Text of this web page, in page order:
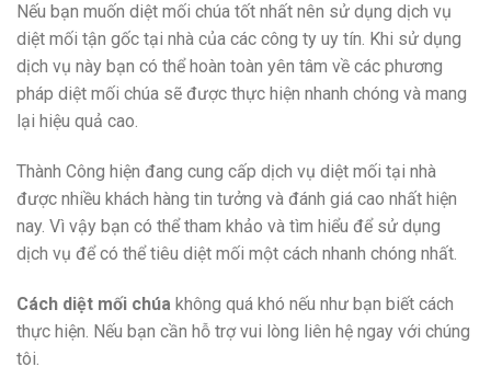
Nếu bạn muốn diệt mối chúa tốt nhất nên sử dụng dịch vụ
diệt mối tận gốc tại nhà của các công ty uy tín. Khi sử dụng
dịch vụ này bạn có thể hoàn toàn yên tâm về các phương
pháp diệt mối chúa sẽ được thực hiện nhanh chóng và mang
lại hiệu quả cao.
Thành Công hiện đang cung cấp dịch vụ diệt mối tại nhà
được nhiều khách hàng tin tưởng và đánh giá cao nhất hiện
nay. Vì vậy bạn có thể tham khảo và tìm hiểu để sử dụng
dịch vụ để có thể tiêu diệt mối một cách nhanh chóng nhất.
Cách diệt mối chúa không quá khó nếu như bạn biết cách
thực hiện. Nếu bạn cần hỗ trợ vui lòng liên hệ ngay với chúng
tôi.